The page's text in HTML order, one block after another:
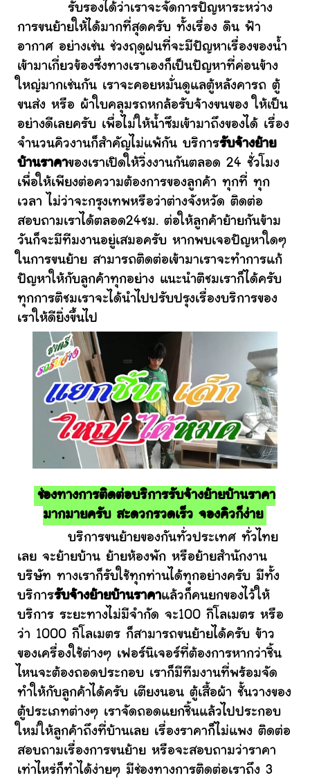
รับรองได้ว่าเราจะจัดการปัญหาระหว่าง
การขนย้ายให้ได้มากที่สุดครับ ทั้งเรื่อง ดิน ฟ้า
อากาศ อย่างเช่น ช่วงฤดูฝนที่จะมีปัญหาเรื่องของน้ำ
เข้ามาเกี่ยวข้องซึ่งทางเราเองก็เป็นปัญหาที่ค่อนข้าง
ใหญ่มากเช่นกัน เราจะคอยหมั่นดูแลตู้หลังคารถ ตู้
ขนส่ง หรือ ผ้าใบคลุมรถหกล้อรับจ้างขนของ ให้เป็น
อย่างดีเลยครับ เพื่อไม่ให้น้ำซึมเข้ามาถึงของได้ เรื่อง
จำนวนคิวงานก็สำคัญไม่แพ้กัน บริการรับจ้างย้าย
บ้านราคาของเราเปิดให้วิ่งงานกันตลอด 24 ชั่วโมง
เพื่อให้เพียงต่อความต้องการของลูกค้า ทุกที่ ทุก
เวลา ไม่ว่าจะกรุงเทพหรือว่าต่างจังหวัด ติดต่อ
สอบถามเราได้ตลอด24ชม. ต่อให้ลูกค้าย้ายกันข้าม
วันก็จะมีทีมงานอยู่เสมอครับ หากพบเจอปัญหาใดๆ
ในการขนย้าย สามารถติดต่อเข้ามาเราจะทำการแก้
ปัญหาให้กับลูกค้าทุกอย่าง แนะนำติชมเราก็ได้ครับ
ทุกการติชมเราจะได้นำไปปรับปรุงเรื่องบริการของ
เราให้ดียิ่งขึ้นไป
ช่องทางการติดต่อบริการรับจ้างย้ายบ้านราคา
มากมายครับ สะดวกรวดเร็ว จองคิวก็ง่าย
บริการขนย้ายของกันทั่วประเทศ ทั่วไทย
เลย จะย้ายบ้าน ย้ายห้องพัก หรือย้ายสำนักงาน
บริษัท ทางเราก็รับใช้ทุกท่านได้ทุกอย่างครับ มีทั้ง
บริการรับจ้างย้ายบ้านราคาแล้วก็คนยกของไว้ให้
บริการ ระยะทางไม่มีจำกัด จะ100 กิโลเมตร หรือ
ว่า 1000 กิโลเมตร ก็สามารถขนย้ายได้ครับ ข้าว
ของเครื่องใช้ต่างๆ เฟอร์นิเจอร์ที่ต้องการหากว่าชิ้น
ไหนจะต้องถอดประกอบ เราก็มีทีมงานที่พร้อมจัด
ทำให้กับลูกค้าได้ครับ เตียงนอน ตู้เสื้อผ้า ชั้นวางของ
ตู้ประเภทต่างๆ เราจัดถอดแยกชิ้นแล้วไปประกอบ
ใหม่ให้ลูกค้าถึงที่บ้านเลย เรื่องราคาก็ไม่แพง ติดต่อ
สอบถามเรื่องการขนย้าย หรือจะสอบถามว่าราคา
เท่าไหร่ก็ทำได้ง่ายๆ มีช่องทางการติดต่อเราถึง 3